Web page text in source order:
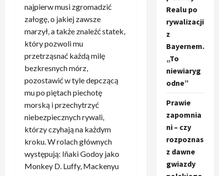
najpierw musi zgromadzić
załogę, o jakiej zawsze
marzył, a także znaleźć statek,
który pozwoli mu
przetrząsnać każdą milę
bezkresnych mórz,
pozostawić w tyle depczącą
mu po piętach piechotę
morską i przechytrzyć
niebezpiecznych rywali,
którzy czyhają na każdym
kroku. W rolach głównych
występują: Iñaki Godoy jako
Monkey D. Luffy, Mackenyu
Realu po
rywalizacji
z
Bayernem.
„To
niewiaryg
odne”
Prawie
zapomnia
ni – czy
rozpoznas
z dawne
gwiazdy